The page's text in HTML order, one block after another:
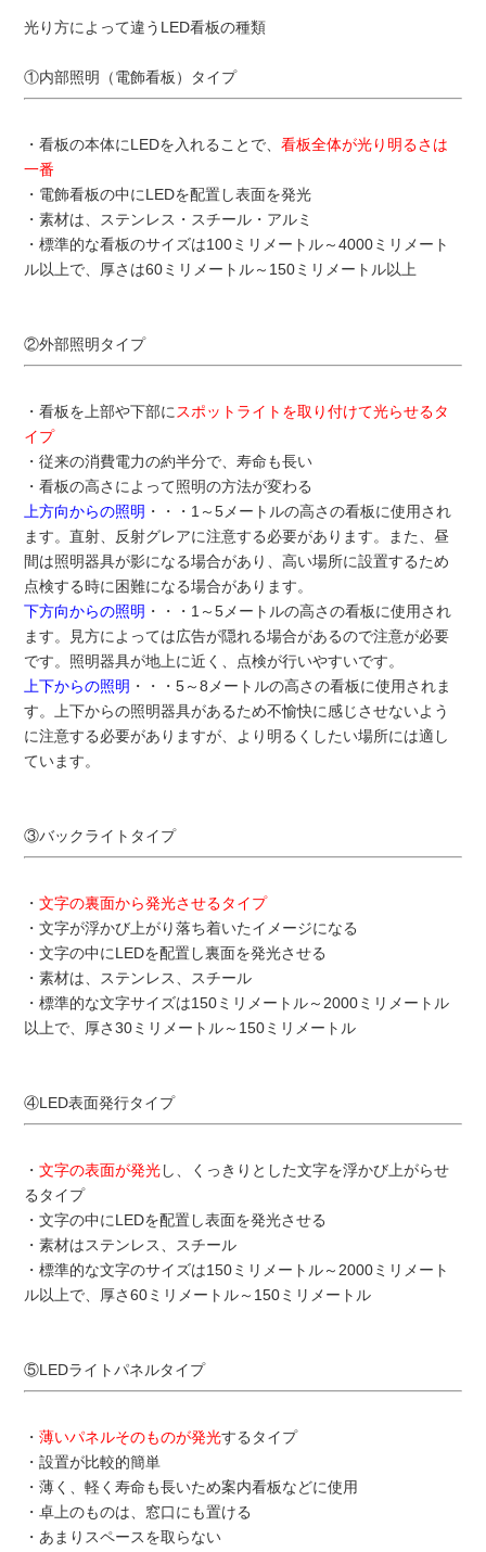
光り方によって違うLED看板の種類
①内部照明（電飾看板）タイプ
・看板の本体にLEDを入れることで、 看板全体が光り明るさは
一番
・電飾看板の中にLEDを配置し表面を発光
・素材は、ステンレス・スチール・アルミ
・標準的な看板のサイズは100ミリメートル～4000ミリメート
ル以上で、厚さは60ミリメートル～150ミリメートル以上
②外部照明タイプ
・看板を上部や下部にスポットライトを取り付けて光らせるタ
イプ
・従来の消費電力の約半分で、寿命も長い
・看板の高さによって照明の方法が変わる
上方向からの照明 ・・・1～5メートルの高さの看板に使用され
ます。直射、反射グレアに注意する必要があります。また、昼
間は照明器具が影になる場合があり、高い場所に設置するため
点検する時に困難になる場合があります。
下方向からの照明 ・・・1～5メートルの高さの看板に使用され
ます。見方によっては広告が隠れる場合があるので注意が必要
です。照明器具が地上に近く、点検が行いやすいです。
上下からの照明 ・・・5～8メートルの高さの看板に使用されま
す。上下からの照明器具があるため不愉快に感じさせないよう
に注意する必要がありますが、より明るくしたい場所には適し
ています。
③バックライトタイプ
・ 文字の裏面から発光させるタイプ
・文字が浮かび上がり落ち着いたイメージになる
・文字の中にLEDを配置し裏面を発光させる
・素材は、ステンレス、スチール
・標準的な文字サイズは150ミリメートル～2000ミリメートル
以上で、厚さ30ミリメートル～150ミリメートル
④LED表面発行タイプ
・ 文字の表面が発光し、くっきりとした文字を浮かび上がらせ
るタイプ
・文字の中にLEDを配置し表面を発光させる
・素材はステンレス、スチール
・標準的な文字のサイズは150ミリメートル～2000ミリメート
ル以上で、厚さ60ミリメートル～150ミリメートル
⑤LEDライトパネルタイプ
・ 薄いパネルそのものが発光するタイプ
・設置が比較的簡単
・薄く、軽く寿命も長いため案内看板などに使用
・卓上のものは、窓口にも置ける
・あまりスペースを取らない